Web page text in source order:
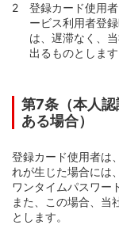
登録カード使用
ービス利用者登
は、遅滞なく、
出るものとします
第7条（本人
ある場合）
登録カード使用者は
れが生じた場合には
ワンタイムパスワー
また、この場合、当
とします。